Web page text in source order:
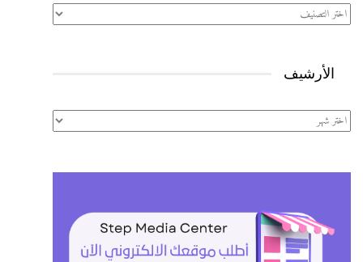
تصنيفات
الأرشيف
الأرشيف